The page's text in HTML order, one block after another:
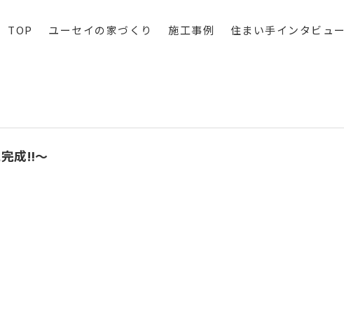
TOP ユーセイの家づくり 施工事例 住まい手インタビュー
成‼～